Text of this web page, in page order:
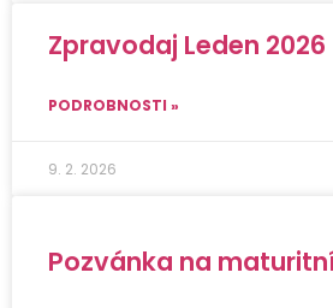
Zpravodaj Leden 2026
PODROBNOSTI »
9. 2. 2026
Pozvánka na